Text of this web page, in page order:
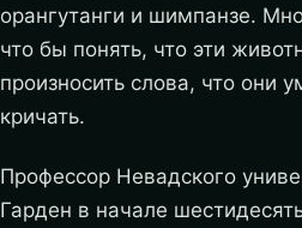
орангутанги и шимпанзе.
что бы понять, что эти
произносить слова, что они
кричать.
Профессор Невадского
Гарден в начале